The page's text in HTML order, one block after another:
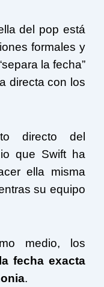
del pop está
formales y
la fecha”
directa con los
directo del
que Swift ha
ella misma
su equipo
medio, los
fecha exacta
.